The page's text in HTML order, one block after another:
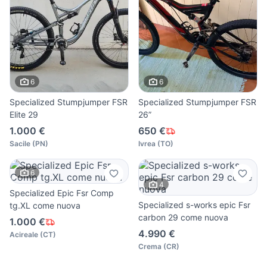
6
Specialized Stumpjumper FSR
Elite 29
1.000 €
Sacile (PN)
6
Specialized Stumpjumper FSR
26”
650 €
Ivrea (TO)
6
Specialized Epic Fsr Comp
tg.XL come nuova
1.000 €
Acireale (CT)
4
Specialized s-works epic Fsr
carbon 29 come nuova
4.990 €
Crema (CR)